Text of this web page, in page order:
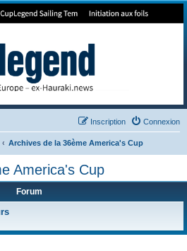
Connexion
Inscription
Archives de la 36ème America's Cup
America's Cup
Forum